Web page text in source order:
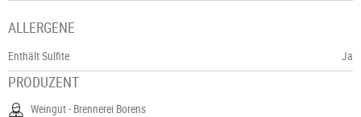
ALLERGENE
Enthält Sulfite Ja
PRODUZENT
Weingut - Brennerei Borens